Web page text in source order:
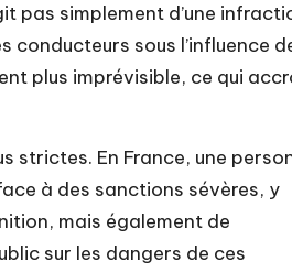
pas simplement d’une
conducteurs sous l’influence
plus imprévisible, ce qui
strictes. En France, une
à des sanctions sévères, y
mais également de
sur les dangers de ces